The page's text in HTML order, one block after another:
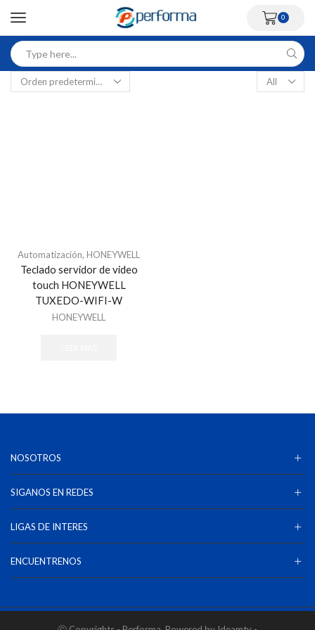
0
Automatización, HONEYWELL
Teclado servidor de video
touch HONEYWELL
TUXEDO-WIFI-W
HONEYWELL
NOSOTROS
SIGANOS EN REDES
LIGAS DE INTERES
ENCUENTRENOS